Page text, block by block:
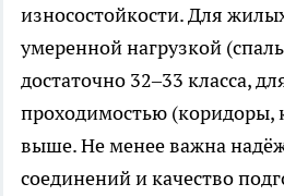
износостойкости. Для
умеренной нагрузкой
достаточно 32–33 класса,
проходимостью (коридоры,
выше. Не менее важна
соединений и качество